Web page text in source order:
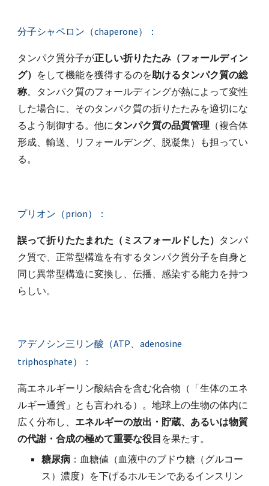
分子シャペロン（chaperone）：
タンパク質分子が正しい折りたたみ（フォールディン
グ） をして機能を獲得するのを助けるタンパク質の総
称。タンパク質のフォールディングが熱によって変性
した場合に、そのタンパク質の折りたたみを適切にな
るよう制御する。他にタンパク質の品質管理 （複合体
形成、輸送、リフォールデング、脱凝集）も担ってい
る。
プリオン（prion）：
誤って折りたたまれた（ミスフォールドした） タンパ
ク質で、正常型構造を有するタンパク質分子を自身と
同じ異常型構造に変換し、伝播、感染する能力を持つ
らしい。
アデノシン三リン酸（ATP、adenosine
triphosphate）：
高エネルギーリン酸結合を含む化合物（「生体のエネ
ルギー通貨」とも言われる）。地球上の生物の体内に
広く分布し、 エネルギーの放出・貯蔵、あるいは物質
の代謝・合成の極めて重要な役目 を果たす。
糖尿病 ： 血糖値（血液中のブドウ糖（グルコー
ス）濃度）を下げるホルモンであるインスリン